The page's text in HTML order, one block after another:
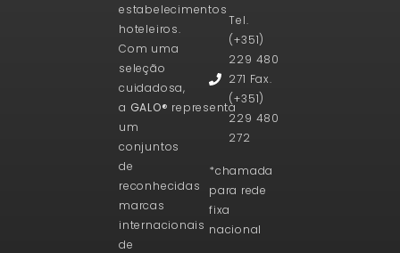
estabelecimentos
hoteleiros.
Com uma
seleção
cuidadosa,
a GALO® representa
um
conjuntos
de
reconhecidas
marcas
internacionais
de
Tel.
(+351)
229 480
271 Fax.
(+351)
229 480
272
*chamada
para rede
fixa
nacional